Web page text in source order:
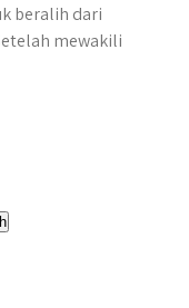
beralih dari
mewakili